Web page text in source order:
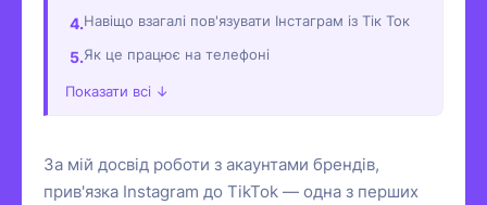
Навіщо взагалі пов'язувати Інстаграм із Тік Ток
Як це працює на телефоні
Показати всі ↓
За мій досвід роботи з акаунтами брендів,
прив'язка Instagram до TikTok — одна з перших